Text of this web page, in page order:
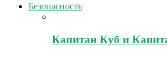
Безопасность
Капитан Куб и